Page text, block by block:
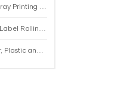
to Mass Production
and Product Positioning
Best for Your Product?